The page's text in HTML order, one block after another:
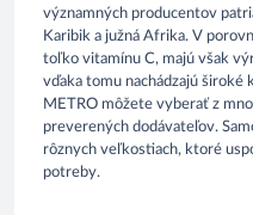
významných producentov
Karibik a južná Afrika. V
toľko vitamínu C, majú však
vďaka tomu nachádzajú široké
METRO môžete vyberať z
preverených dodávateľov.
rôznych veľkostiach, ktoré
potreby.